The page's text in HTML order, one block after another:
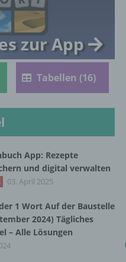
zur App
Tabellen (16)
App: Rezepte
und digital verwalten
03. April 2025
1 Wort Auf der Baustelle
2024) Tägliches
– Alle Lösungen